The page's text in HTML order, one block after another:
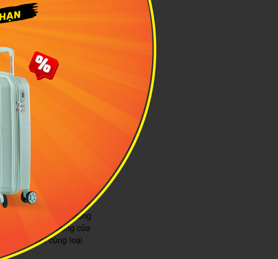
loại trang phục khác
thông dụng nhất. Đây
gây cồng kềnh trong
nhu cầu sử dụng của
dàng phối cùng loại